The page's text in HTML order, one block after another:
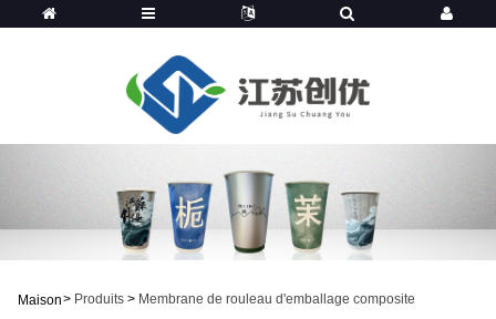
Maison> Produits > Membrane de rouleau d'emballage composite